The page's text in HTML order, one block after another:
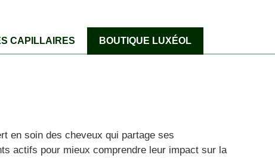
CAPILLAIRES BOUTIQUE LUXÉOL
en soin des cheveux qui partage ses
actifs pour mieux comprendre leur impact sur la